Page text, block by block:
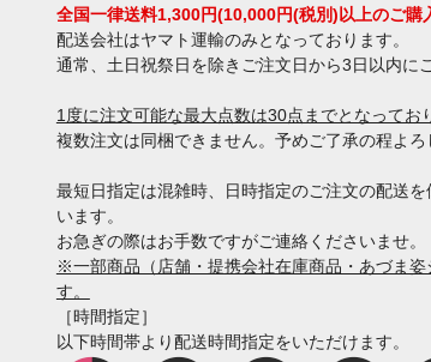
全国一律送料1,300円(10,000円(税別)以上のご購
配送会社はヤマト運輸のみとなっております。
通常、土日祝祭日を除きご注文日から3日以内に
1度に注文可能な最大点数は30点までとなって
複数注文は同梱できません。予めご了承の程よろ
最短日指定は混雑時、日時指定のご注文の配送
います。
お急ぎの際はお手数ですがご連絡くださいませ。
※一部商品（店舗・提携会社在庫商品・あづま
す。
［時間指定］
以下時間帯より配送時間指定をいただけます。